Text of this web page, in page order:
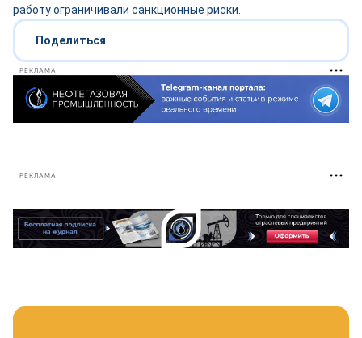
работу ограничивали санкционные риски.
Поделиться
РЕКЛАМА
РЕКЛАМА